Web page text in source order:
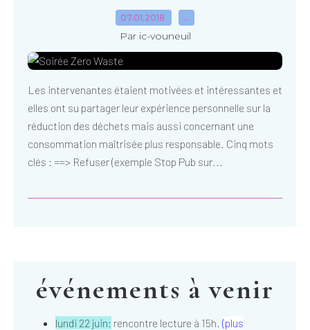
07.01.2018 …
Par ic-vouneuil
Les intervenantes étaient motivées et intéressantes et
elles ont su partager leur expérience personnelle sur la
réduction des déchets mais aussi concernant une
consommation maîtrisée plus responsable. Cinq mots
clés : ==> Refuser (exemple Stop Pub sur...
événements à venir
lundi 22 juin: rencontre lecture à 15h. (plus